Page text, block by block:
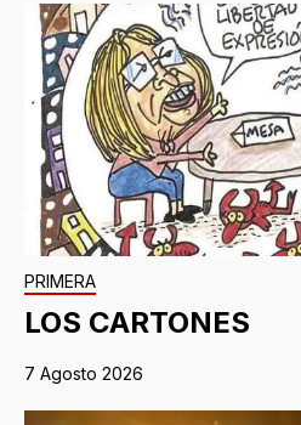
PRIMERA
LOS CARTONES
7 Agosto 2026